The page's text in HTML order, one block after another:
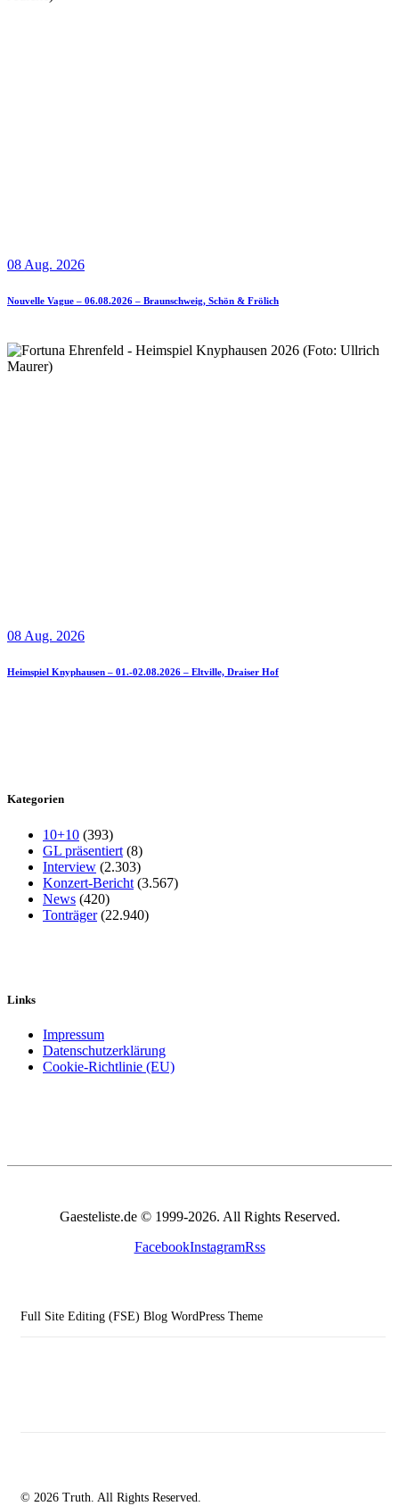
08 Aug. 2026
Nouvelle Vague – 06.08.2026 – Braunschweig, Schön & Frölich
08 Aug. 2026
Heimspiel Knyphausen – 01.-02.08.2026 – Eltville, Draiser Hof
Kategorien
10+10 (393)
GL präsentiert (8)
Interview (2.303)
Konzert-Bericht (3.567)
News (420)
Tonträger(22.940)
Links
Impressum
Datenschutzerklärung
Cookie-Richtlinie (EU)
Gaesteliste.de © 1999-2026. All Rights Reserved.
FacebookInstagramRss
Full Site Editing (FSE) Blog WordPress Theme
© 2026 Truth. All Rights Reserved.